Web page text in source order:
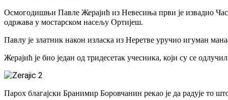
Осмогодишњи Павле Жерајић из Невесиња први је извадио
одржава у мостарском насељу Ортијеш.
Павлу је златник након изласка из Неретве уручио игуман
Жерајић је био један од тридесетак учесника, који су се
Парох благајски Бранимир Боровчанин рекао је да радује то